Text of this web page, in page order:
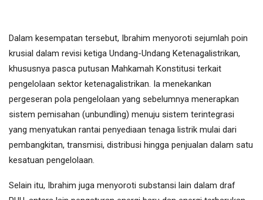
Dalam kesempatan tersebut, Ibrahim menyoroti sejumlah poin
krusial dalam revisi ketiga Undang-Undang Ketenagalistrikan,
khususnya pasca putusan Mahkamah Konstitusi terkait
pengelolaan sektor ketenagalistrikan. Ia menekankan
pergeseran pola pengelolaan yang sebelumnya menerapkan
sistem pemisahan (unbundling) menuju sistem terintegrasi
yang menyatukan rantai penyediaan tenaga listrik mulai dari
pembangkitan, transmisi, distribusi hingga penjualan dalam satu
kesatuan pengelolaan.
Selain itu, Ibrahim juga menyoroti substansi lain dalam draf